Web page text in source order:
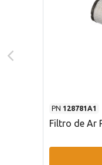
PN 128781A1
Filtro de Ar